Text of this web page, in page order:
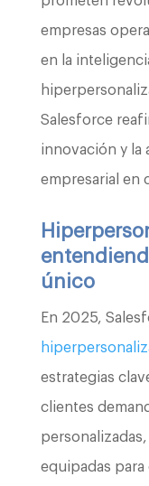
empresas
en la
Salesforce
innovación y la
empresarial en
único
En 2025,
estrategias
clientes
equipadas